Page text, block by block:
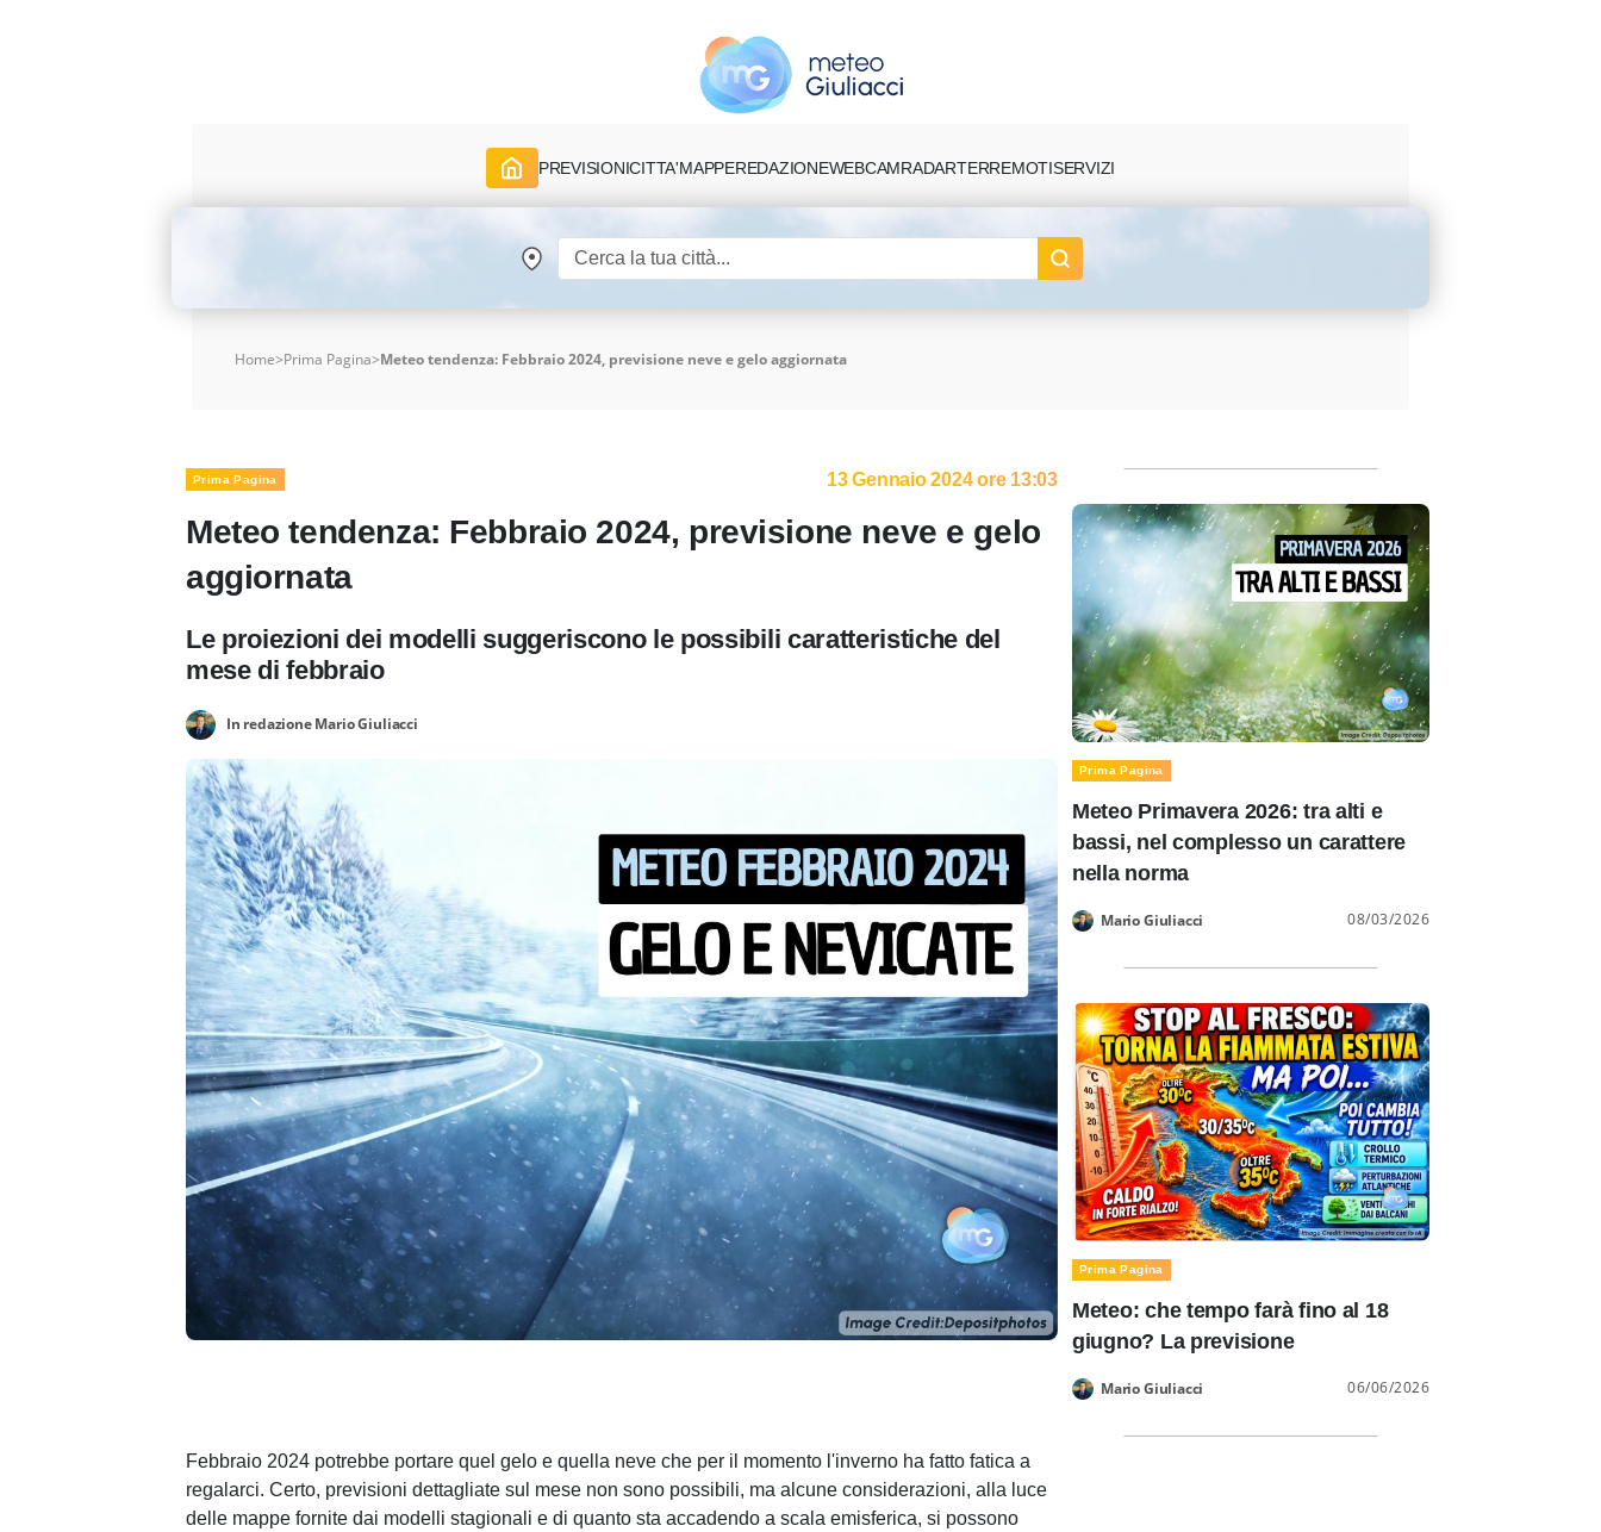
PREVISIONICITTA'MAPPEREDAZIONEWEBCAMRADARTERREMOTISERVIZI
Home>Prima Pagina>Meteo tendenza: Febbraio 2024, previsione neve e gelo aggiornata
Prima Pagina 13 Gennaio 2024 ore 13:03
Meteo tendenza: Febbraio 2024, previsione neve e gelo
aggiornata
Le proiezioni dei modelli suggeriscono le possibili caratteristiche del
mese di febbraio
In redazione Mario Giuliacci
Febbraio 2024 potrebbe portare quel gelo e quella neve che per il momento l'inverno ha fatto fatica a
regalarci. Certo, previsioni dettagliate sul mese non sono possibili, ma alcune considerazioni, alla luce
delle mappe fornite dai modelli stagionali e di quanto sta accadendo a scala emisferica, si possono
Prima Pagina
Meteo Primavera 2026: tra alti e
bassi, nel complesso un carattere
nella norma
Mario Giuliacci 08/03/2026
Prima Pagina
Meteo: che tempo farà fino al 18
giugno? La previsione
Mario Giuliacci 06/06/2026